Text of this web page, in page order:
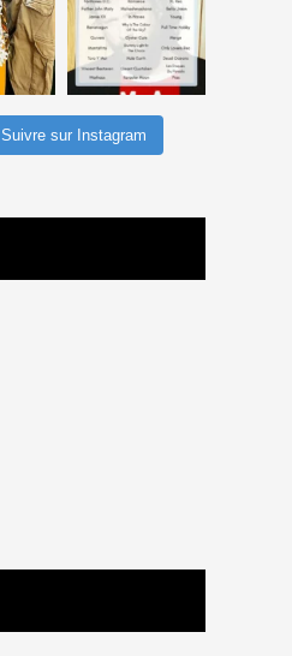
Suivre sur Instagram